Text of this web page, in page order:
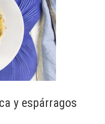
y espárragos